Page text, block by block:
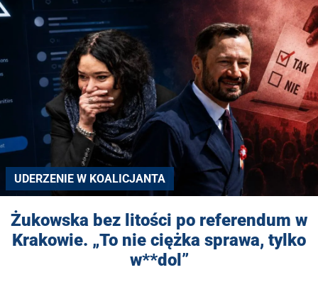
UDERZENIE W KOALICJANTA
Żukowska bez litości po referendum w
Krakowie. „To nie ciężka sprawa, tylko
w**dol”